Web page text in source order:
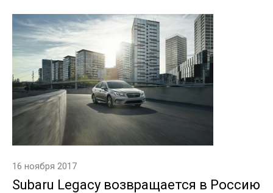
16 ноября 2017
Subaru Legacy возвращается в Россию